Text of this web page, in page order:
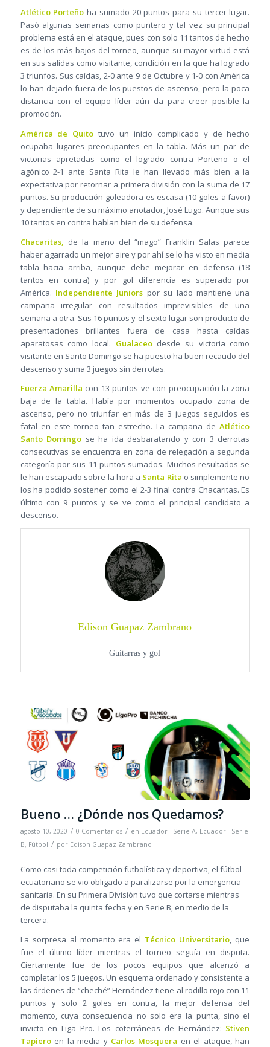
Atlético Porteño ha sumado 20 puntos para su tercer lugar.
Pasó algunas semanas como puntero y tal vez su principal
problema está en el ataque, pues con solo 11 tantos de hecho
es de los más bajos del torneo, aunque su mayor virtud está
en sus salidas como visitante, condición en la que ha logrado
3 triunfos. Sus caídas, 2-0 ante 9 de Octubre y 1-0 con América
lo han dejado fuera de los puestos de ascenso, pero la poca
distancia con el equipo líder aún da para creer posible la
promoción.
América de Quito tuvo un inicio complicado y de hecho
ocupaba lugares preocupantes en la tabla. Más un par de
victorias apretadas como el logrado contra Porteño o el
agónico 2-1 ante Santa Rita le han llevado más bien a la
expectativa por retornar a primera división con la suma de 17
puntos. Su producción goleadora es escasa (10 goles a favor)
y dependiente de su máximo anotador, José Lugo. Aunque sus
10 tantos en contra hablan bien de su defensa.
Chacaritas,
de la mano del “mago” Franklin Salas parece
haber agarrado un mejor aire y por ahí se lo ha visto en media
tabla hacia arriba, aunque debe mejorar en defensa (18
tantos en contra) y por gol diferencia es superado por
América. Independiente Juniors por su lado mantiene una
campaña irregular con resultados imprevisibles de una
semana a otra. Sus 16 puntos y el sexto lugar son producto de
presentaciones brillantes fuera de casa hasta caídas
aparatosas como local. Gualaceodesde su victoria como
visitante en Santo Domingo se ha puesto ha buen recaudo del
descenso y suma 3 juegos sin derrotas.
Fuerza Amarilla con 13 puntos ve con preocupación la zona
baja de la tabla. Había por momentos ocupado zona de
ascenso, pero no triunfar en más de 3 juegos seguidos es
fatal en este torneo tan estrecho. La campaña de Atlético
Santo Domingo se ha ida desbaratando y con 3 derrotas
consecutivas se encuentra en zona de relegación a segunda
categoría por sus 11 puntos sumados. Muchos resultados se
le han escapado sobre la hora a Santa Rita o simplemente no
los ha podido sostener como el 2-3 final contra Chacaritas. Es
último con 9 puntos y se ve como el principal candidato a
descenso.
Edison Guapaz Zambrano
Guitarras y gol
Bueno … ¿Dónde nos Quedamos?
agosto 10, 2020 / 0 Comentarios / en Ecuador - Serie A, Ecuador - Serie
B, Fútbol / por Edison Guapaz Zambrano
Como casi toda competición futbolística y deportiva, el fútbol
ecuatoriano se vio obligado a paralizarse por la emergencia
sanitaria. En su Primera División tuvo que cortarse mientras
de disputaba la quinta fecha y en Serie B, en medio de la
tercera.
La sorpresa al momento era el Técnico Universitario , que
fue el último líder mientras el torneo seguía en disputa.
Ciertamente fue de los pocos equipos que alcanzó a
completar los 5 juegos. Un esquema ordenado y consistente a
las órdenes de “cheché” Hernández tiene al rodillo rojo con 11
puntos y solo 2 goles en contra, la mejor defensa del
momento, cuya consecuencia no solo era la punta, sino el
invicto en Liga Pro. Los coterráneos de Hernández: Stiven
Tapieroen la media y Carlos Mosquera en el ataque, han